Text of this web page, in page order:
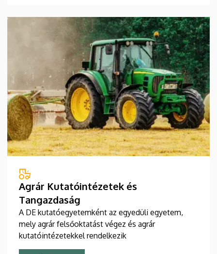
Agrár Kutatóintézetek és
Tangazdaság
A DE kutatóegyetemként az egyedüli egyetem,
mely agrár felsőoktatást végez és agrár
kutatóintézetekkel rendelkezik